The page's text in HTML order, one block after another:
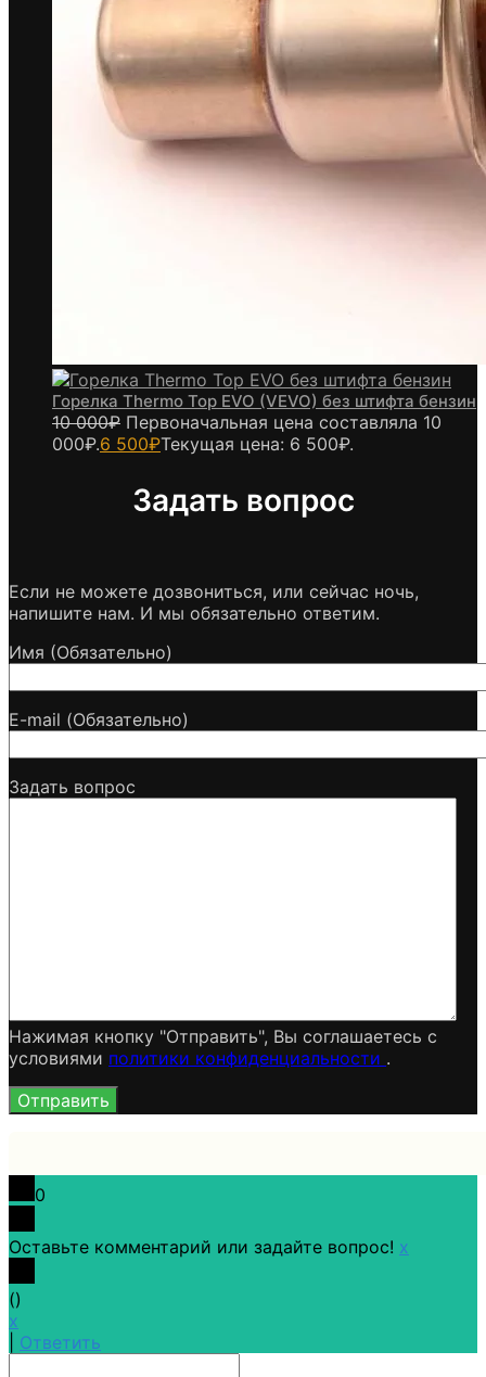
Горелка Thermo Top EVO (VEVO) без штифта бензин
10 000₽ Первоначальная цена составляла 10
000₽.6 500₽Текущая цена: 6 500₽.
Задать вопрос
Если не можете дозвониться, или сейчас ночь,
напишите нам. И мы обязательно ответим.
Имя (Обязательно)
E-mail (Обязательно)
Задать вопрос
Нажимая кнопку "Отправить", Вы соглашаетесь c
условиями политики конфиденциальности .
0
Оставьте комментарий или задайте вопрос! x
()
x
Ответить